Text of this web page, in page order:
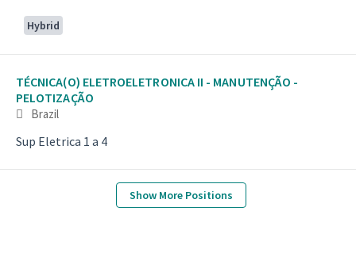
Hybrid
TÉCNICA(O) ELETROELETRONICA II - MANUTENÇÃO -
PELOTIZAÇÃO
Brazil
Sup Eletrica 1 a 4
Show More Positions